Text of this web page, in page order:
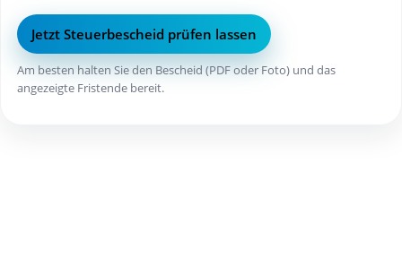
Jetzt Steuerbescheid prüfen lassen
Am besten halten Sie den Bescheid (PDF oder Foto) und das
angezeigte Fristende bereit.